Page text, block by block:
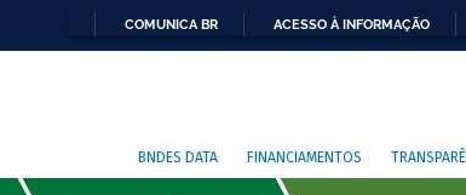
COMUNICA BR ACESSO À INFORMAÇÃO
BNDES DATA FINANCIAMENTOS